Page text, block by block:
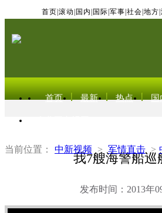
首页 滚动 国内 国际 军事 社会 地方
首页 最新 热点 国
当前位置： 中新视频 > 军情直击 >
我7艘海警船巡
发布时间：2013年